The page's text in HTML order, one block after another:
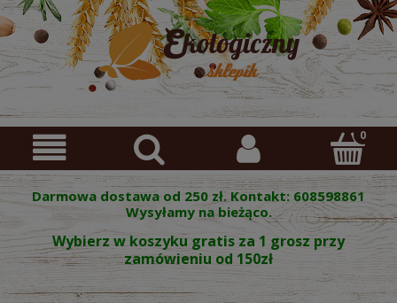
Darmowa dostawa od 250 zł. Kontakt: 608598861
Wysyłamy na bieżąco.
Wybierz w koszyku gratis za 1 grosz przy
zamówieniu od 150zł